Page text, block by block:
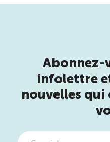
Abonnez-
infolettre
nouvelles